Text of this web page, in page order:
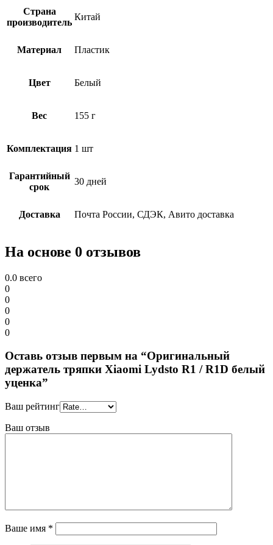
Страна
производитель
Китай
Материал Пластик
Цвет Белый
Вес 155 г
Комплектация 1 шт
Гарантийный
срок
30 дней
Доставка Почта России, СДЭК, Авито доставка
На основе 0 отзывов
0.0 всего
0
0
0
0
0
Оставь отзыв первым на “Оригинальный
держатель тряпки Xiaomi Lydsto R1 / R1D белый
уценка”
Ваш рейтинг
Ваш отзыв
Ваше имя *